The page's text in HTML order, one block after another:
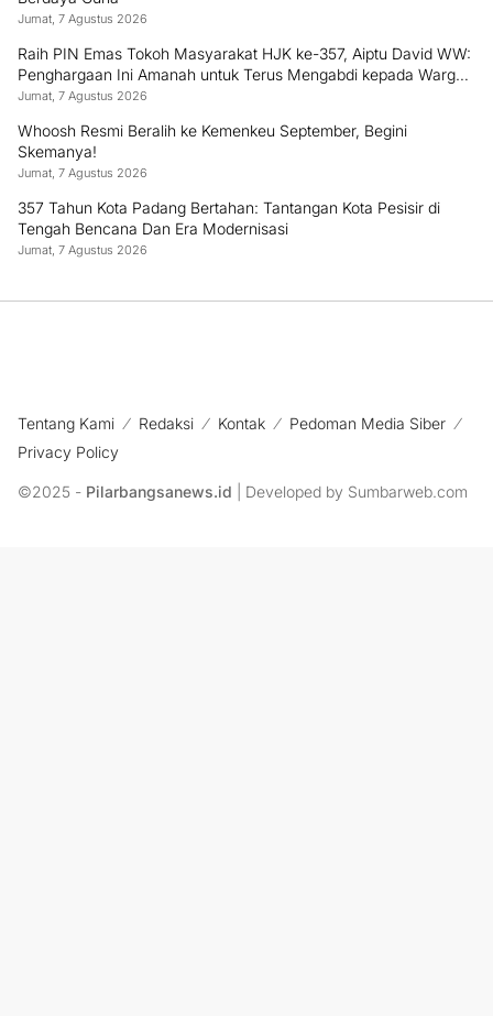
Jumat, 7 Agustus 2026
Raih PIN Emas Tokoh Masyarakat HJK ke-357, Aiptu David WW:
Penghargaan Ini Amanah untuk Terus Mengabdi kepada Warga
Padang
Jumat, 7 Agustus 2026
Whoosh Resmi Beralih ke Kemenkeu September, Begini
Skemanya!
Jumat, 7 Agustus 2026
357 Tahun Kota Padang Bertahan: Tantangan Kota Pesisir di
Tengah Bencana Dan Era Modernisasi
Jumat, 7 Agustus 2026
Tentang Kami Redaksi Kontak
Pedoman Media Siber
Privacy Policy
©2025 - Pilarbangsanews.id | Developed by Sumbarweb.com